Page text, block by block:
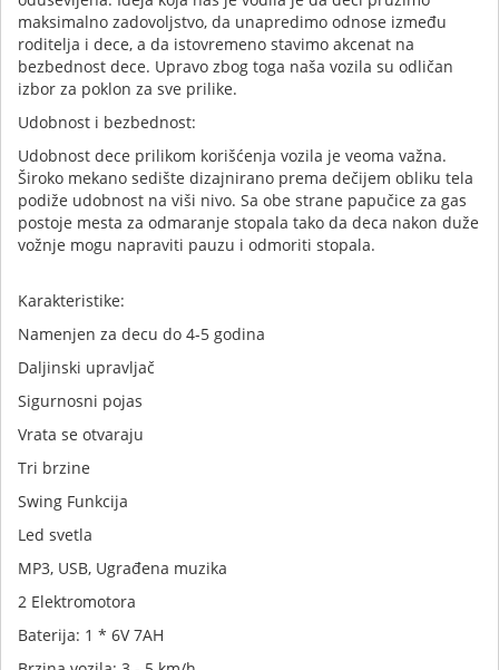
maksimalno zadovoljstvo, da unapredimo odnose između
roditelja i dece, a da istovremeno stavimo akcenat na
bezbednost dece. Upravo zbog toga naša vozila su odličan
izbor za poklon za sve prilike.
Udobnost i bezbednost:
Udobnost dece prilikom korišćenja vozila je veoma važna.
Široko mekano sedište dizajnirano prema dečijem obliku tela
podiže udobnost na viši nivo. Sa obe strane papučice za gas
postoje mesta za odmaranje stopala tako da deca nakon duže
vožnje mogu napraviti pauzu i odmoriti stopala.
Karakteristike:
Namenjen za decu do 4-5 godina
Daljinski upravljač
Sigurnosni pojas
Vrata se otvaraju
Tri brzine
Swing Funkcija
Led svetla
MP3, USB, Ugrađena muzika
2 Elektromotora
Baterija: 1 * 6V 7AH